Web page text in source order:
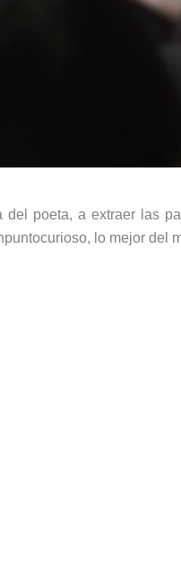
poeta, a extraer las
lo mejor del